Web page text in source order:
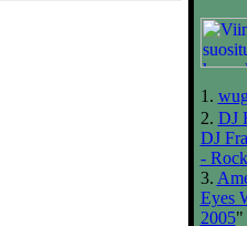
1.
2. DJ
DJ
-
3.
Eyes
2005"